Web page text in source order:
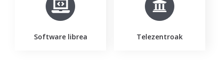
Software librea Telezentroak